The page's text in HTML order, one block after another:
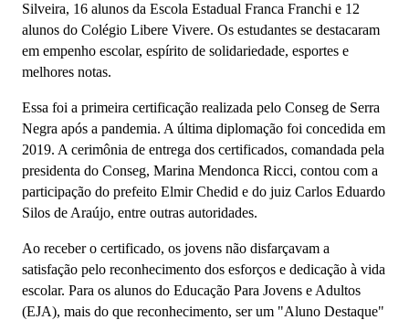
Silveira, 16 alunos da Escola Estadual Franca Franchi e 12
alunos do Colégio Libere Vivere. Os estudantes se destacaram
em empenho escolar, espírito de solidariedade, esportes e
melhores notas.
Essa foi a primeira certificação realizada pelo Conseg de Serra
Negra após a pandemia. A última diplomação foi concedida em
2019. A cerimônia de entrega dos certificados, comandada pela
presidenta do Conseg, Marina Mendonca Ricci, contou com a
participação do prefeito Elmir Chedid e do juiz Carlos Eduardo
Silos de Araújo, entre outras autoridades.
Ao receber o certificado, os jovens não disfarçavam a
satisfação pelo reconhecimento dos esforços e dedicação à vida
escolar. Para os alunos do Educação Para Jovens e Adultos
(EJA), mais do que reconhecimento, ser um "Aluno Destaque"